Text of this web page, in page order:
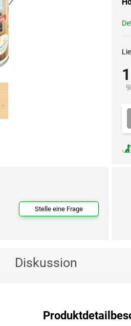
Stelle eine Frage
Diskussion